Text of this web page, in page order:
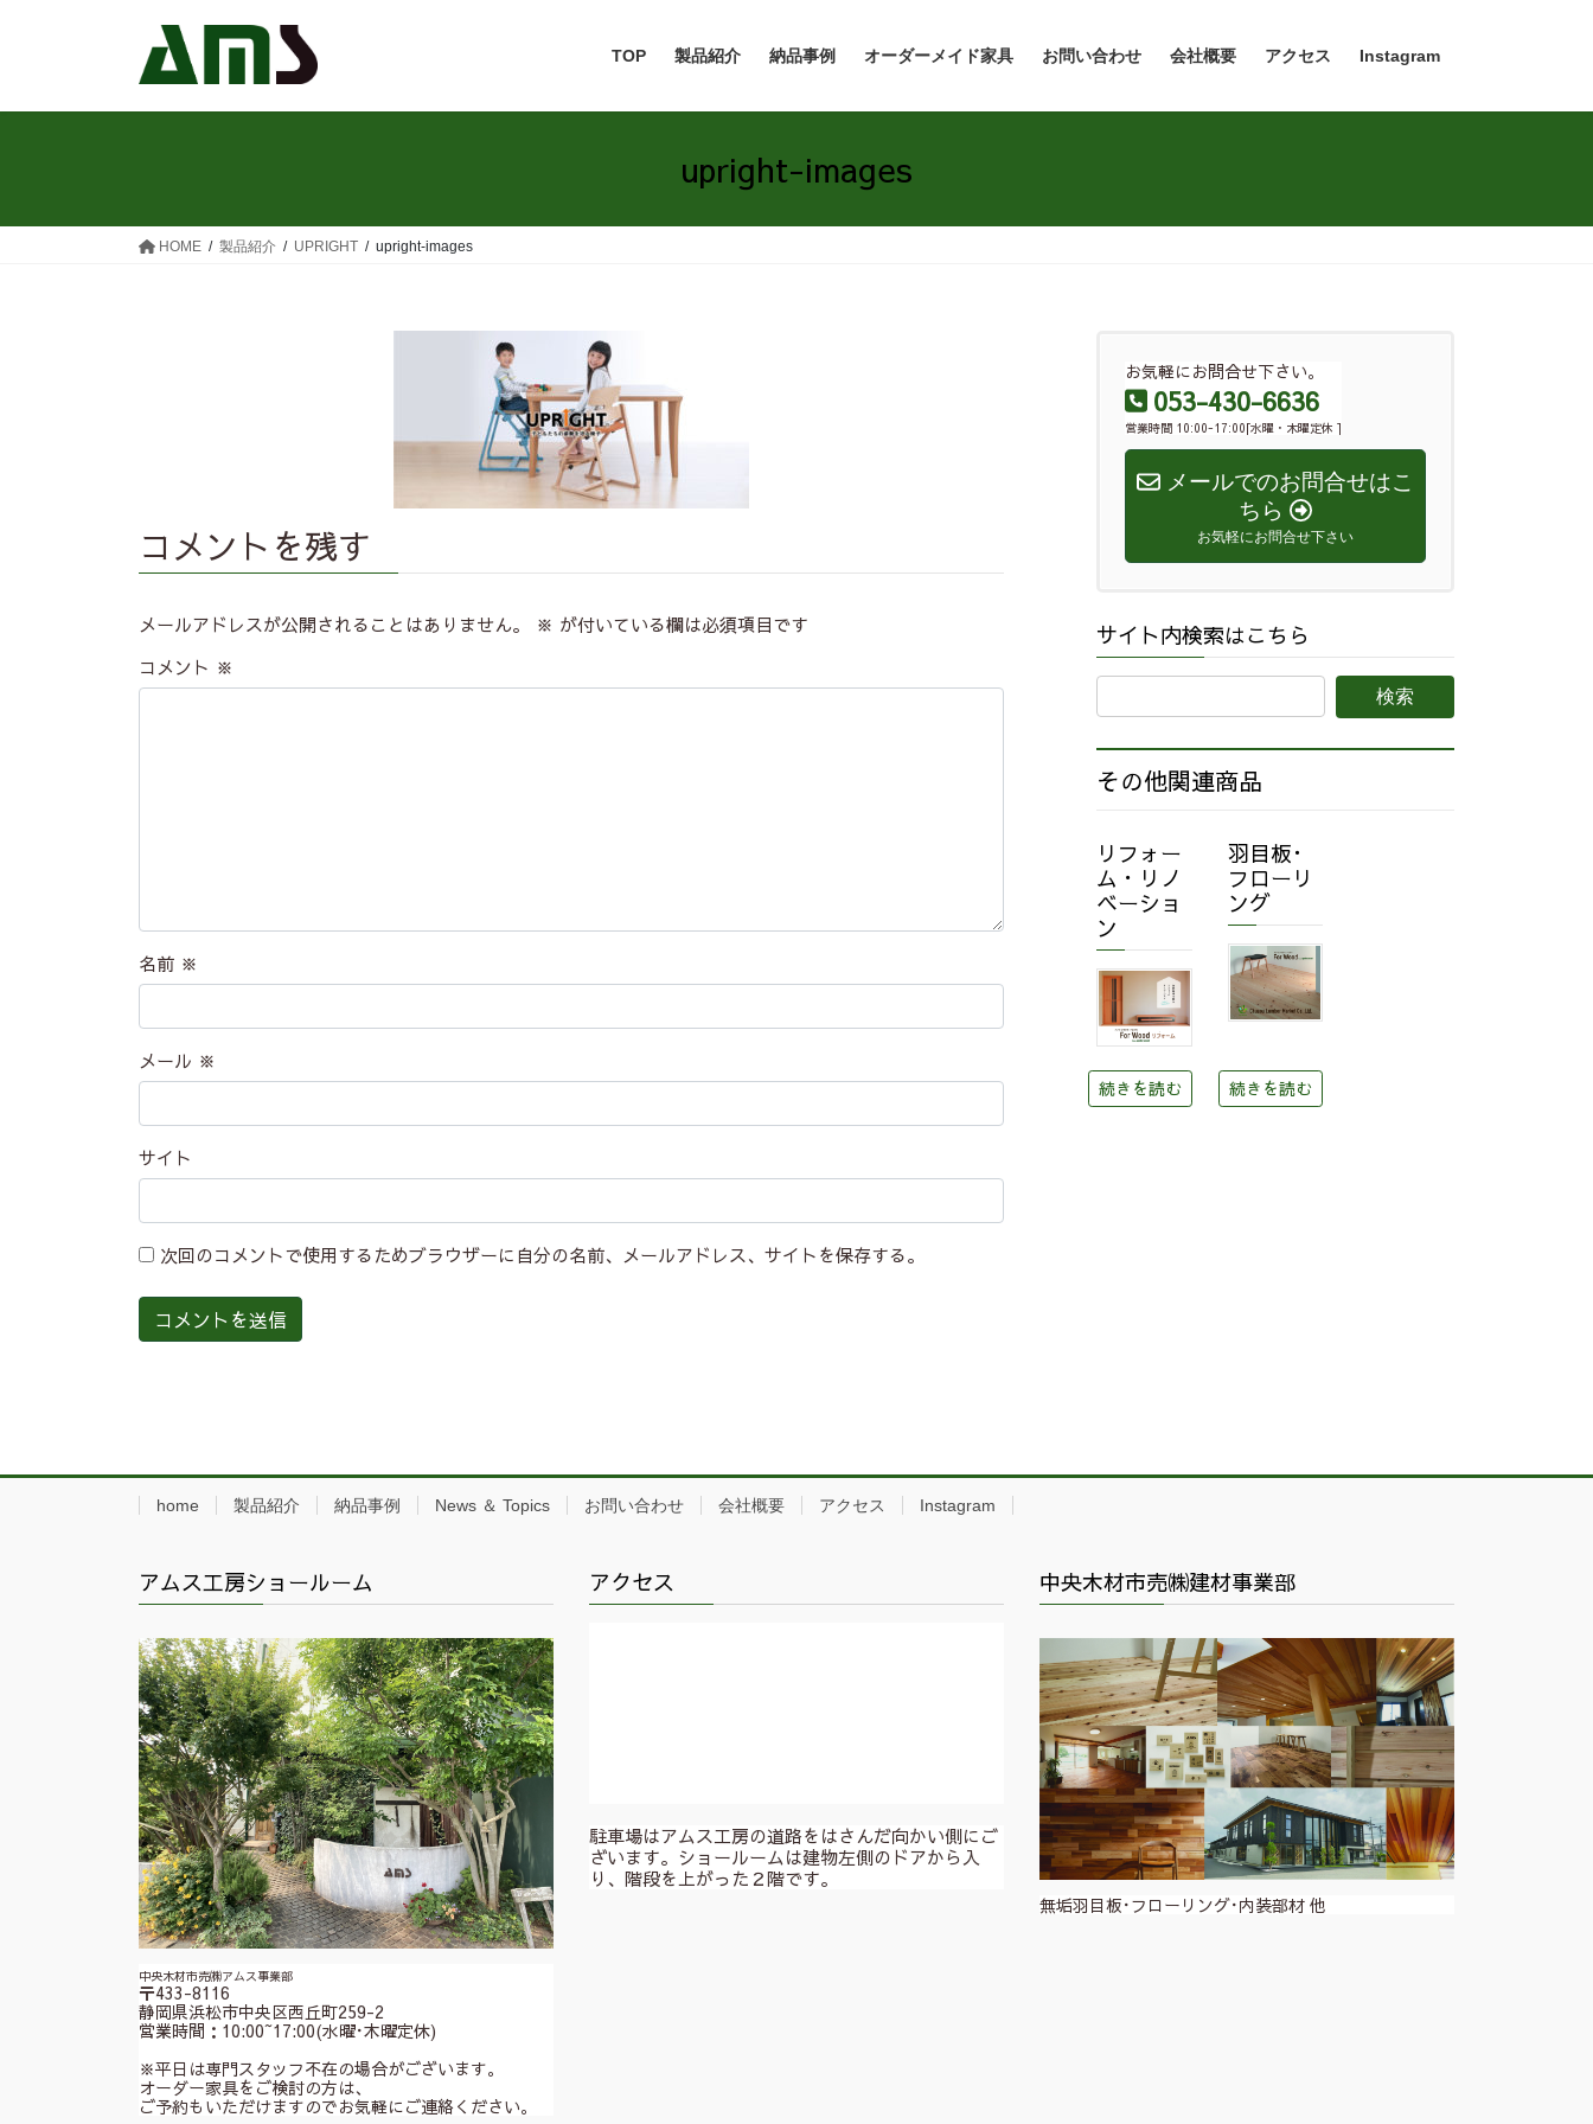
TOP 製品紹介 納品事例 オーダーメイド家具 お問い合わせ 会社概要 アクセス Instagram
upright-images
HOME 製品紹介 UPRIGHT upright-images
コメントを残す
メールアドレスが公開されることはありません。 ※ が付いている欄は必須項目です
コメント ※
名前 ※
メール ※
サイト
次回のコメントで使用するためブラウザーに自分の名前、メールアドレス、サイトを保存する。
お気軽にお問合せ下さい。
053-430-6636
営業時間 10:00-17:00[水曜・木曜定休 ]
メールでのお問合せはこ
ちら
お気軽にお問合せ下さい
サイト内検索はこちら
その他関連商品
リフォー
ム・リノ
ベーショ
ン
続きを読む
羽目板･
フローリ
ング
続きを読む
home 製品紹介 納品事例 News ＆ Topics お問い合わせ 会社概要 アクセス Instagram
アムス工房ショールーム
中央木材市売㈱アムス事業部
〒433-8116
静岡県浜松市中央区西丘町259-2
営業時間：10:00~17:00(水曜･木曜定休)
※平日は専門スタッフ不在の場合がございます。
オーダー家具をご検討の方は、
ご予約もいただけますのでお気軽にご連絡ください。
アクセス
駐車場はアムス工房の道路をはさんだ向かい側にご
ざいます。ショールームは建物左側のドアから入
り、階段を上がった２階です。
中央木材市売㈱建材事業部
無垢羽目板･フローリング･内装部材 他